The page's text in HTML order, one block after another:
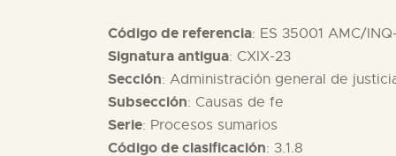
Código de referencia: ES 35001 AMC/
Signatura antigua: CXIX-23
Sección: Administración general de
Subsección: Causas de fe
Serie: Procesos sumarios
Código de clasificación: 3.1.8